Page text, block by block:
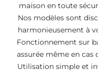
maison en toute
Nos modèles sont
harmonieusement à
Fonctionnement sur
assurée même en cas
Utilisation simple et